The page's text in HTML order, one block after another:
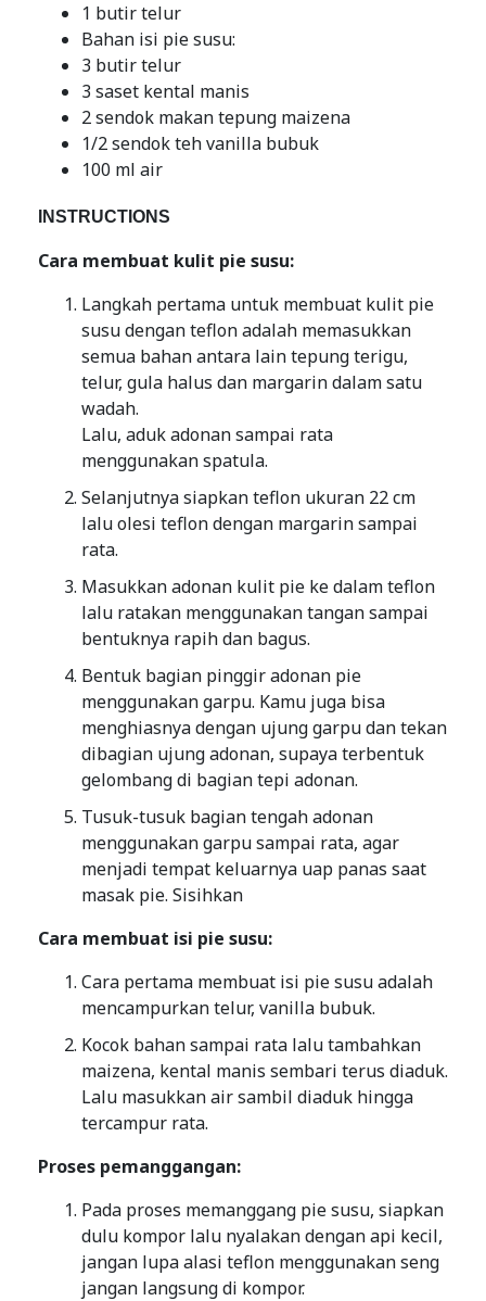
1 butir telur
Bahan isi pie susu:
3 butir telur
3 saset kental manis
2 sendok makan tepung maizena
1/2 sendok teh vanilla bubuk
100 ml air
INSTRUCTIONS
Cara membuat kulit pie susu:
Langkah pertama untuk membuat kulit pie
susu dengan teflon adalah memasukkan
semua bahan antara lain tepung terigu,
telur, gula halus dan margarin dalam satu
wadah.
Lalu, aduk adonan sampai rata
menggunakan spatula.
Selanjutnya siapkan teflon ukuran 22 cm
lalu olesi teflon dengan margarin sampai
rata.
Masukkan adonan kulit pie ke dalam teflon
lalu ratakan menggunakan tangan sampai
bentuknya rapih dan bagus.
Bentuk bagian pinggir adonan pie
menggunakan garpu. Kamu juga bisa
menghiasnya dengan ujung garpu dan tekan
dibagian ujung adonan, supaya terbentuk
gelombang di bagian tepi adonan.
Tusuk-tusuk bagian tengah adonan
menggunakan garpu sampai rata, agar
menjadi tempat keluarnya uap panas saat
masak pie. Sisihkan
Cara membuat isi pie susu:
Cara pertama membuat isi pie susu adalah
mencampurkan telur, vanilla bubuk.
Kocok bahan sampai rata lalu tambahkan
maizena, kental manis sembari terus diaduk.
Lalu masukkan air sambil diaduk hingga
tercampur rata.
Proses pemanggangan:
Pada proses memanggang pie susu, siapkan
dulu kompor lalu nyalakan dengan api kecil,
jangan lupa alasi teflon menggunakan seng
jangan langsung di kompor.